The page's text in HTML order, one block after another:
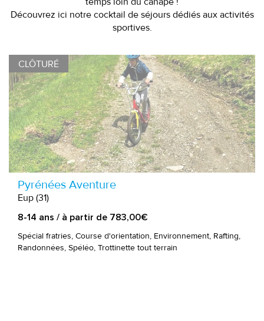
Découvrez ici notre cocktail de séjours dédiés aux activités
sportives.
CLÔTURÉ
Pyrénées Aventure
Eup (31)
8-14 ans / à partir de 783,00€
Spécial fratries, Course d'orientation, Environnement, Rafting,
Randonnées, Spéléo, Trottinette tout terrain